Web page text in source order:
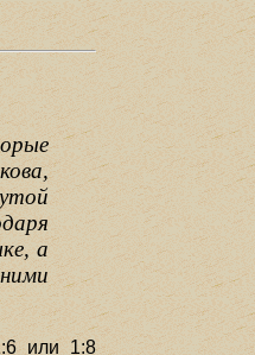
а
или 1:8